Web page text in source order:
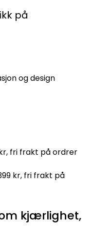
på
og design
fri frakt på ordrer
kr, fri frakt på
kjærlighet,